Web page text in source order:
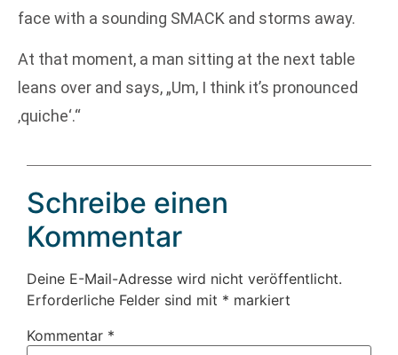
face with a sounding SMACK and storms away.
At that moment, a man sitting at the next table
leans over and says, „Um, I think it’s pronounced
‚quiche‘.“
Schreibe einen
Kommentar
Deine E-Mail-Adresse wird nicht veröffentlicht.
Erforderliche Felder sind mit * markiert
Kommentar *